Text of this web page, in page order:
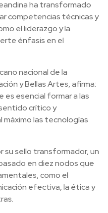
ha transformado
competencias técnicas y
el liderazgo y la
énfasis en el
nacional de la
y Bellas Artes, afirma:
es esencial formar a las
crítico y
máximo las tecnologías
su sello transformador, un
en diez nodos que
como el
efectiva, la ética y